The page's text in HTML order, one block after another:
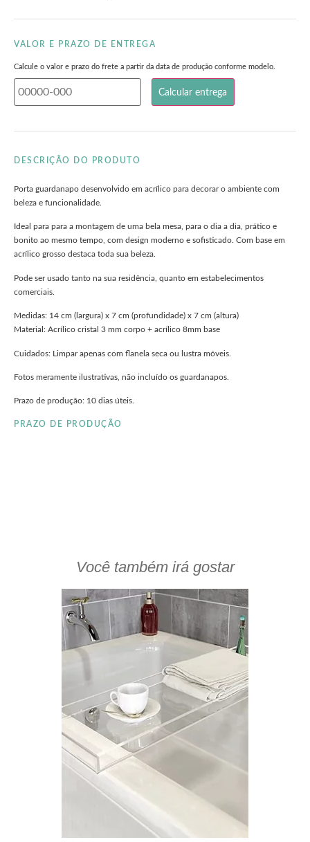
VALOR E PRAZO DE ENTREGA
Calcule o valor e prazo do frete a partir da data de produção conforme modelo.
DESCRIÇÃO DO PRODUTO
Porta guardanapo desenvolvido em acrílico para decorar o ambiente com
beleza e funcionalidade.
Ideal para para a montagem de uma bela mesa, para o dia a dia, prático e
bonito ao mesmo tempo, com design moderno e sofisticado. Com base em
acrílico grosso destaca toda sua beleza.
Pode ser usado tanto na sua residência, quanto em estabelecimentos
comerciais.
Medidas: 14 cm (largura) x 7 cm (profundidade) x 7 cm (altura)
Material: Acrílico cristal 3 mm corpo + acrílico 8mm base
Cuidados: Limpar apenas com flanela seca ou lustra móveis.
Fotos meramente ilustrativas, não incluído os guardanapos.
Prazo de produção: 10 dias úteis.
PRAZO DE PRODUÇÃO
Você também irá gostar